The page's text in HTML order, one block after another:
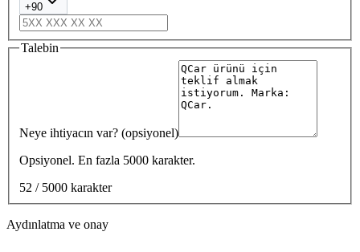
+90
Talebin
Neye ihtiyacın var? (opsiyonel)
Opsiyonel. En fazla 5000 karakter.
52 / 5000 karakter
Aydınlatma ve onay